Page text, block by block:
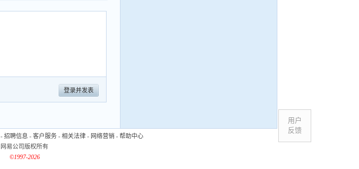
登录并发表
用户
反馈
- 招聘信息 - 客户服务 - 相关法律 - 网络营销 - 帮助中心
网易公司版权所有
©1997-2026